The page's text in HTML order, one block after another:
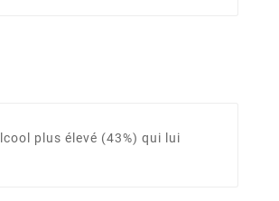
plus élevé (43%) qui lui